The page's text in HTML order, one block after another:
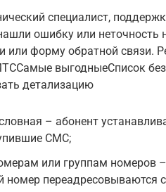
специалист,
ошибку или неточность
или форму обратной связи.
выгодныеСписок
детализацию
– абонент
СМС;
или группам номеров
номер переадресовываются